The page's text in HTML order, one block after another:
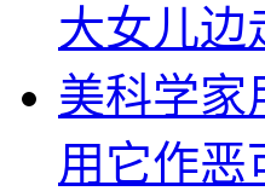
大女儿边
美科学家
用它作恶